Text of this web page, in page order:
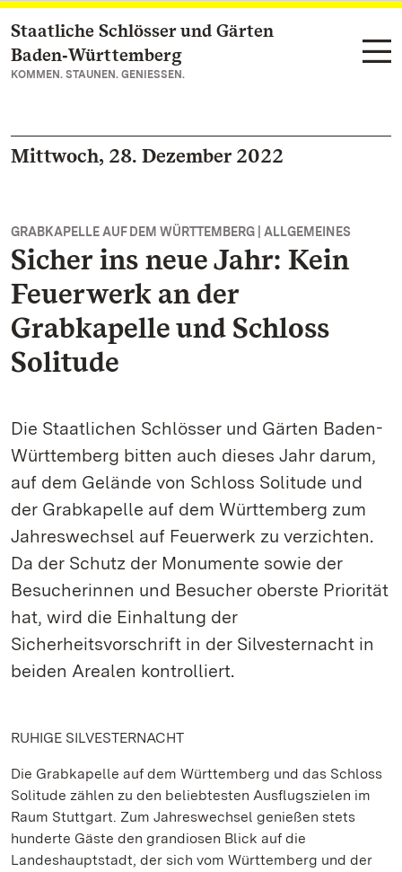
Zum Hauptinhalt springen
Staatliche Schlösser und Gärten
Baden‑Württemberg
KOMMEN. STAUNEN. GENIESSEN.
Mittwoch, 28. Dezember 2022
GRABKAPELLE AUF DEM WÜRTTEMBERG | ALLGEMEINES
Sicher ins neue Jahr: Kein
Feuerwerk an der
Grabkapelle und Schloss
Solitude
Die Staatlichen Schlösser und Gärten Baden-
Württemberg bitten auch dieses Jahr darum,
auf dem Gelände von Schloss Solitude und
der Grabkapelle auf dem Württemberg zum
Jahreswechsel auf Feuerwerk zu verzichten.
Da der Schutz der Monumente sowie der
Besucherinnen und Besucher oberste Priorität
hat, wird die Einhaltung der
Sicherheitsvorschrift in der Silvesternacht in
beiden Arealen kontrolliert.
RUHIGE SILVESTERNACHT
Die Grabkapelle auf dem Württemberg und das Schloss
Solitude zählen zu den beliebtesten Ausflugszielen im
Raum Stuttgart. Zum Jahreswechsel genießen stets
hunderte Gäste den grandiosen Blick auf die
Landeshauptstadt, der sich vom Württemberg und der